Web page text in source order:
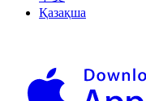
Қазақша